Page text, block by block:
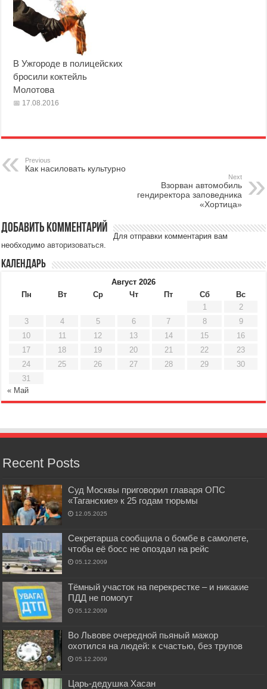
В Ужгороде в полицейских
бросили коктейль
Молотова
17.08.2016
Previous
Как насиловать культурно
Next
Взорван автомобиль
гендиректора заповедника
«Хортица»
Добавить комментарий
Для отправки комментария вам
необходимоавторизоваться.
Календарь
Август 2026
Пн
Вт Ср Чт Пт Сб
Вс
1
2
3
4 5 6 7 8
9
10
11 12 13 14 15
16
17
18 19 20 21 22
23
24
25 26 27 28 29
30
31
« Май
Recent Posts
Суд Москвы приговорил главаря ОПС
«Таганские» к 25 годам тюрьмы
12.05.2025
Секретарша сообщила о бомбе в самолете,
чтобы её босс не опоздал на рейс
05.12.2009
Тёмный участок на перекрестке – и никакие
ПДД не помогут
05.12.2009
Во Львове очередной пьяный мажор
охотился на людей: к счастью, без трупов
05.12.2009
Царь-дедушка Хасан